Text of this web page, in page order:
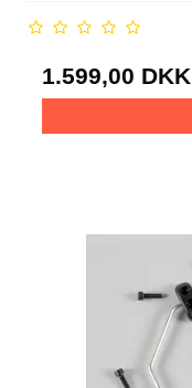
1.599,00 DKK